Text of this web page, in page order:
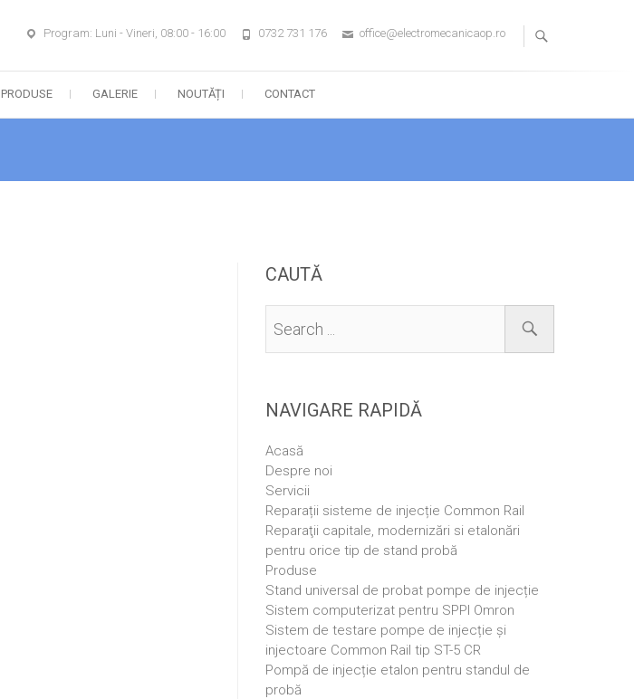
Program: Luni - Vineri, 08:00 - 16:00 0732 731 176 office@electromecanicaop.ro
PRODUSE GALERIE NOUTĂȚI CONTACT
CAUTĂ
NAVIGARE RAPIDĂ
Acasă
Despre noi
Servicii
Reparații sisteme de injecție Common Rail
Reparaţii capitale, modernizări si etalonări
pentru orice tip de stand probă
Produse
Stand universal de probat pompe de injecție
Sistem computerizat pentru SPPI Omron
Sistem de testare pompe de injecție și
injectoare Common Rail tip ST-5 CR
Pompă de injecție etalon pentru standul de
probă